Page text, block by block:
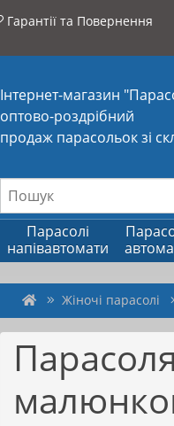
Гарантії та Повернення
Інтернет-магазин
оптово-роздрібний
продаж парасольок зі
Парасолі
напівавтомати
Жіночі парасолі